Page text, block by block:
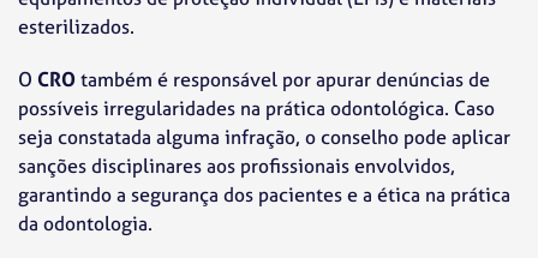
esterilizados.
O CROtambém é responsável por apurar denúncias de
possíveis irregularidades na prática odontológica. Caso
seja constatada alguma infração, o conselho pode aplicar
sanções disciplinares aos profissionais envolvidos,
garantindo a segurança dos pacientes e a ética na prática
da odontologia.